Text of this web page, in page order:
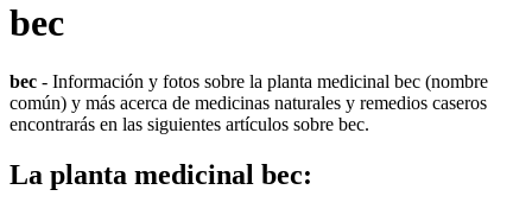
bec
bec - Información y fotos sobre la planta medicinal bec (nombre
común) y más acerca de medicinas naturales y remedios caseros
encontrarás en las siguientes artículos sobre bec.
La planta medicinal bec: